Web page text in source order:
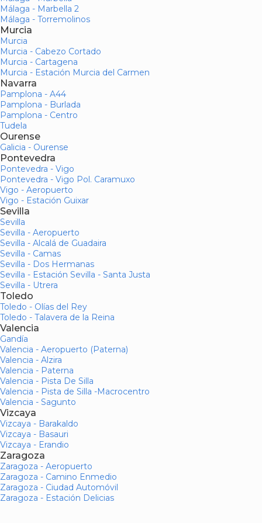
Málaga - Marbella 2
Málaga - Torremolinos
Murcia
Murcia
Murcia - Cabezo Cortado
Murcia - Cartagena
Murcia - Estación Murcia del Carmen
Navarra
Pamplona - A44
Pamplona - Burlada
Pamplona - Centro
Tudela
Ourense
Galicia - Ourense
Pontevedra
Pontevedra - Vigo
Pontevedra - Vigo Pol. Caramuxo
Vigo - Aeropuerto
Vigo - Estación Guixar
Sevilla
Sevilla
Sevilla - Aeropuerto
Sevilla - Alcalá de Guadaira
Sevilla - Camas
Sevilla - Dos Hermanas
Sevilla - Estación Sevilla - Santa Justa
Sevilla - Utrera
Toledo
Toledo - Olías del Rey
Toledo - Talavera de la Reina
Valencia
Gandía
Valencia - Aeropuerto (Paterna)
Valencia - Alzira
Valencia - Paterna
Valencia - Pista De Silla
Valencia - Pista de Silla -Macrocentro
Valencia - Sagunto
Vizcaya
Vizcaya - Barakaldo
Vizcaya - Basauri
Vizcaya - Erandio
Zaragoza
Zaragoza - Aeropuerto
Zaragoza - Camino Enmedio
Zaragoza - Ciudad Automóvil
Zaragoza - Estación Delicias